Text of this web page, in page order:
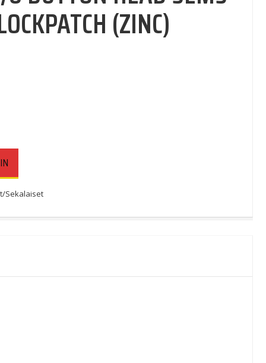
(ZINC)
Sekalaiset